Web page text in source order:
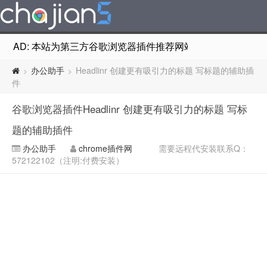
AD: 本站为第三方谷歌浏览器插件推荐网站，非Google
> 办公助手 > Headlinr 创建更有吸引力的标题 写标题的辅助插
件
谷歌浏览器插件Headlinr 创建更有吸引力的标题 写标
题的辅助插件
办公助手 chrome插件网
需要远程代安装联系Q：
572122102（注明:付费安装）